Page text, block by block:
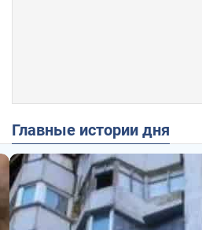
Главные истории дня